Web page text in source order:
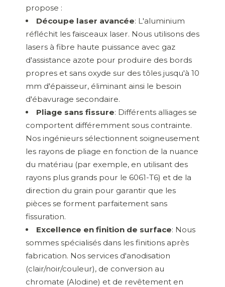
propose :
Découpe laser avancée: L'aluminium
réfléchit les faisceaux laser. Nous utilisons des
lasers à fibre haute puissance avec gaz
d'assistance azote pour produire des bords
propres et sans oxyde sur des tôles jusqu'à 10
mm d'épaisseur, éliminant ainsi le besoin
d'ébavurage secondaire.
Pliage sans fissure: Différents alliages se
comportent différemment sous contrainte.
Nos ingénieurs sélectionnent soigneusement
les rayons de pliage en fonction de la nuance
du matériau (par exemple, en utilisant des
rayons plus grands pour le 6061-T6) et de la
direction du grain pour garantir que les
pièces se forment parfaitement sans
fissuration.
Excellence en finition de surface: Nous
sommes spécialisés dans les finitions après
fabrication. Nos services d'anodisation
(clair/noir/couleur), de conversion au
chromate (Alodine) et de revêtement en